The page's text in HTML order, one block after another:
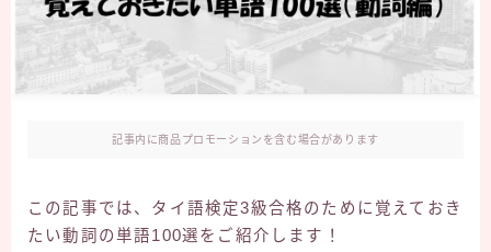
記事内に商品プロモーションを含む場合があります
この記事では、タイ語検定3級合格のために覚えておき
たい動詞の単語100選をご紹介します！